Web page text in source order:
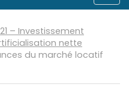
– Investissement
nette
du marché locatif